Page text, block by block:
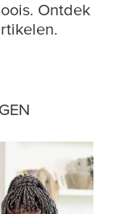
Ontdek